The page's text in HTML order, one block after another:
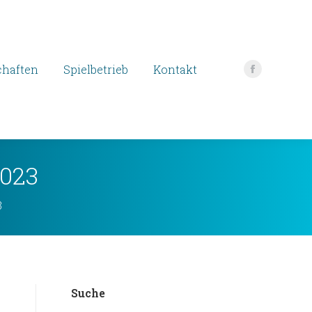
Spielbetrieb Kontakt
Facebook
Suche